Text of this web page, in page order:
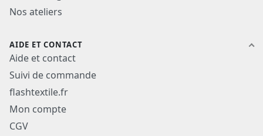
Nos ateliers
AIDE ET CONTACT
Aide et contact
Suivi de commande
flashtextile.fr
Mon compte
CGV